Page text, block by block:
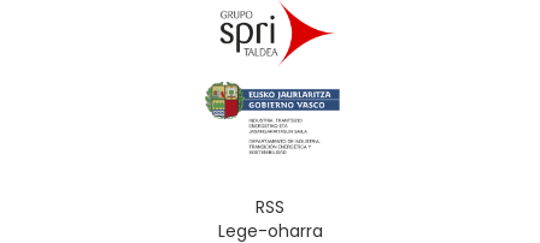
RSS
Lege-oharra